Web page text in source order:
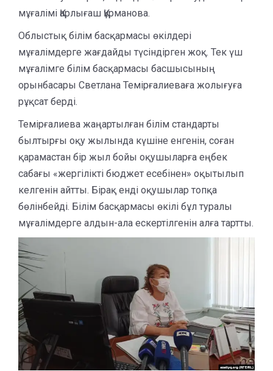
мұғалімі Қарлығаш Құрманова.
Облыстық білім басқармасы өкілдері
мұғалімдерге жағдайды түсіндірген жоқ. Тек үш
мұғалімге білім басқармасы басшысының
орынбасары Светлана Темірғалиеваға жолығуға
рұқсат берді.
Темірғалиева жаңартылған білім стандарты
былтырғы оқу жылында күшіне енгенін, соған
қарамастан бір жыл бойы оқушыларға еңбек
сабағы «жергілікті бюджет есебінен» оқытылып
келгенін айтты. Бірақ енді оқушылар топқа
бөлінбейді. Білім басқармасы өкілі бұл туралы
мұғалімдерге алдын-ала ескертілгенін алға тартты.